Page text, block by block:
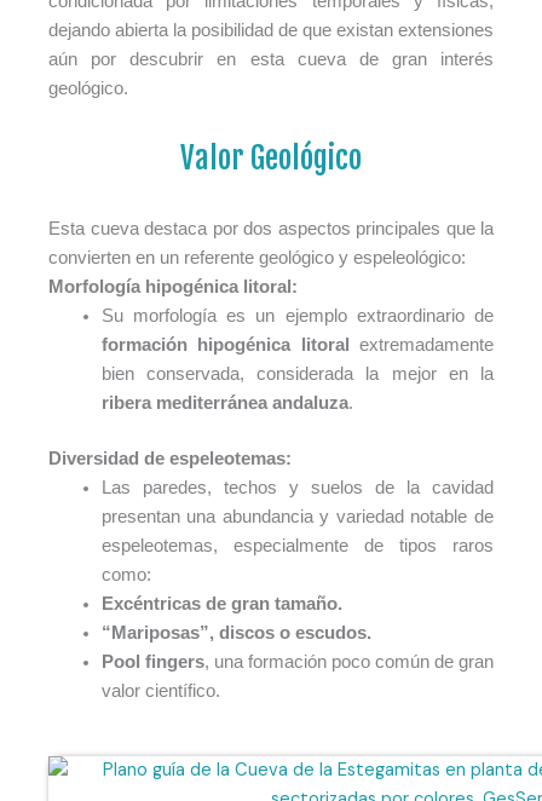
dejando abierta la posibilidad de que existan extensiones
aún por descubrir en esta cueva de gran interés
geológico.
Valor Geológico
Esta cueva destaca por dos aspectos principales que la
convierten en un referente geológico y espeleológico:
Morfología hipogénica litoral:
Su morfología es un ejemplo extraordinario de
formación hipogénica litoral
extremadamente
bien conservada, considerada la mejor en la
ribera mediterránea andaluza.
Diversidad de espeleotemas:
Las paredes, techos y suelos de la cavidad
presentan una abundancia y variedad notable de
espeleotemas, especialmente de tipos raros
como:
Excéntricas de gran tamaño.
“Mariposas”, discos o escudos.
Pool fingers, una formación poco común de gran
valor científico.